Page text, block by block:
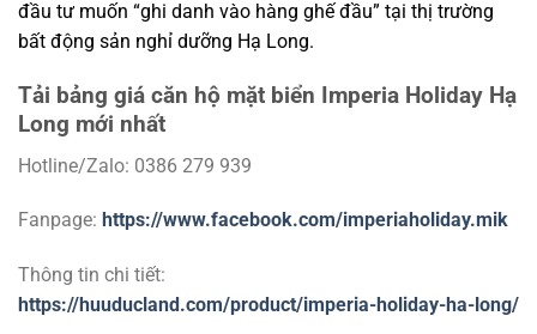
đầu tư muốn “ghi danh vào hàng ghế đầu” tại thị trường
bất động sản nghỉ dưỡng Hạ Long.
Tải bảng giá căn hộ mặt biển Imperia Holiday Hạ
Long mới nhất
Hotline/Zalo: 0386 279 939
Fanpage: https://www.facebook.com/imperiaholiday.mik
Thông tin chi tiết:
https://huuducland.com/product/imperia-holiday-ha-long/